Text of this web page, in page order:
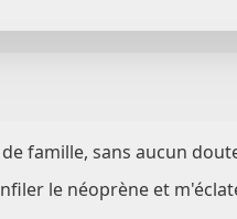
famille, sans aucun
le néoprène et